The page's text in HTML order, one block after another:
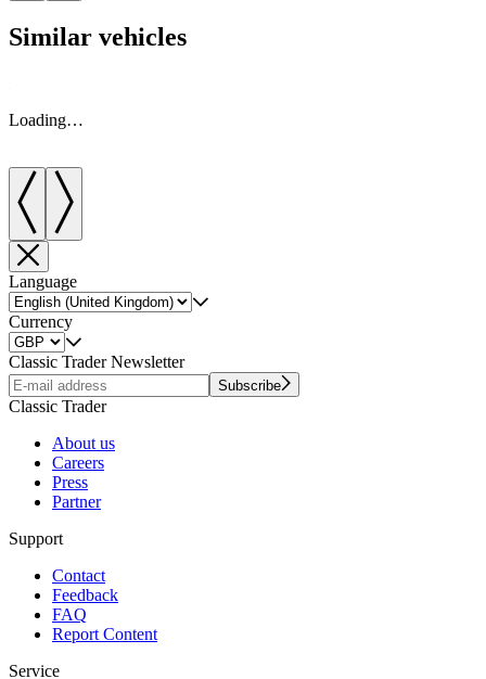
Similar vehicles
Loading…
Language
Currency
Classic Trader Newsletter
Subscribe
Classic Trader
About us
Careers
Press
Partner
Support
Contact
Feedback
FAQ
Report Content
Service